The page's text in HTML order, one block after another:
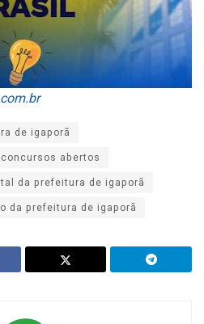
de igaporã
concursos abertos
da prefeitura de igaporã
da prefeitura de igaporã